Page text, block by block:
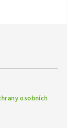
osobních